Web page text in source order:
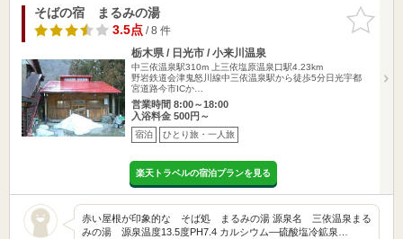
お気に入
りに追加
そばの宿 まるみの湯
3.5点/ 8 件
栃木県 / 日光市 / 小来川温泉
中三依温泉駅310m
上三依塩原温泉口駅4.23km
野岩鉄道会津鬼怒川線中三依温泉駅から徒歩5分日光宇都
宮道路今市ICか…
営業時間 8:00～18:00
入浴料金 500円～
宿泊 ひとり旅・一人旅
楽天トラベルの宿泊プランを見る
赤い屋根が印象的な そば処 まるみの湯 源泉名 三依温泉まる
みの湯 源泉温度13.5度PH7.4 カルシウム―硫酸塩冷鉱泉…